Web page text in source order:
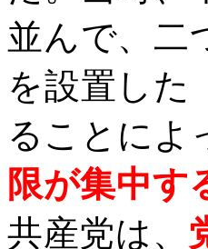
並んで、二
を設置した
ることによ
限が集中す
共産党は、